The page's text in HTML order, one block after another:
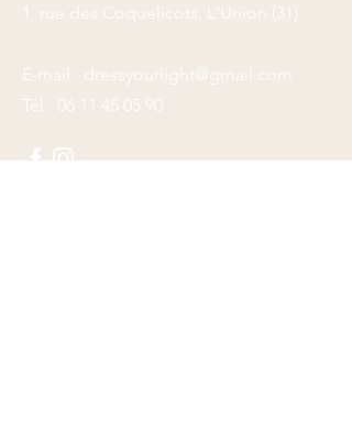
1, rue des Coquelicots, L'Union (31)
E-mail : dressyourlight@gmail.com
Tél : 06 11 45 05 90